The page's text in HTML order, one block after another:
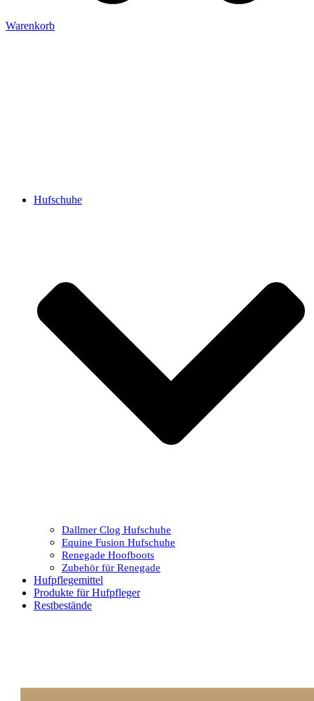
Warenkorb
Hufschuhe
Dallmer Clog Hufschuhe
Equine Fusion Hufschuhe
Renegade Hoofboots
Zubehör für Renegade
Hufpflegemittel
Produkte für Hufpfleger
Restbestände